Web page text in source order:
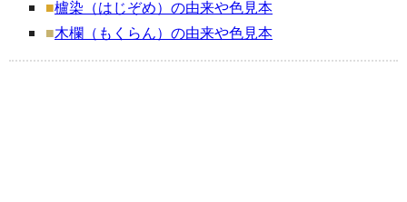
■櫨染（はじぞめ）の由来や色見本
■木欄（もくらん）の由来や色見本